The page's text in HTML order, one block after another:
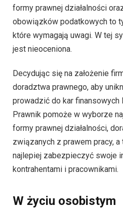
formy prawnej działalności
obowiązków podatkowych to
które wymagają uwagi. W tej
jest nieoceniona.
Decydując się na założenie
doradztwa prawnego, aby
prowadzić do kar finansowych
Prawnik pomoże w wyborze
formy prawnej działalności,
związanych z prawem pracy,
najlepiej zabezpieczyć swoje
kontrahentami i pracownikami.
W życiu osobistym